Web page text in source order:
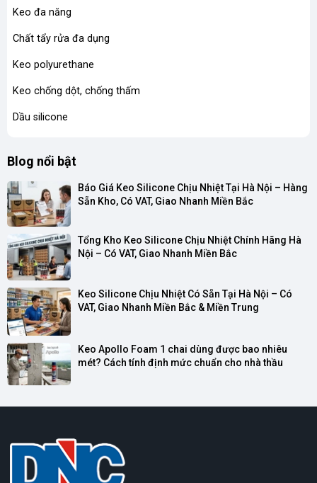
Keo đa năng
Chất tẩy rửa đa dụng
Keo polyurethane
Keo chống dột, chống thấm
Dầu silicone
Blog nổi bật
Báo Giá Keo Silicone Chịu Nhiệt Tại Hà Nội – Hàng
Sẵn Kho, Có VAT, Giao Nhanh Miền Bắc
Tổng Kho Keo Silicone Chịu Nhiệt Chính Hãng Hà
Nội – Có VAT, Giao Nhanh Miền Bắc
Keo Silicone Chịu Nhiệt Có Sẵn Tại Hà Nội – Có
VAT, Giao Nhanh Miền Bắc & Miền Trung
Keo Apollo Foam 1 chai dùng được bao nhiêu
mét? Cách tính định mức chuẩn cho nhà thầu